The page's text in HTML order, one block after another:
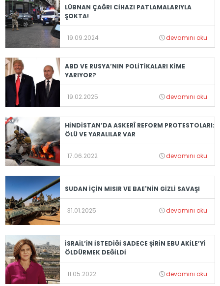
LÜBNAN ÇAĞRI CİHAZI PATLAMALARIYLA
ŞOKTA!
19.09.2024 devamını oku
ABD VE RUSYA’NIN POLİTİKALARI KİME
YARIYOR?
19.02.2025 devamını oku
HİNDİSTAN’DA ASKERÎ REFORM PROTESTOLARI:
ÖLÜ VE YARALILAR VAR
17.06.2022 devamını oku
SUDAN İÇİN MISIR VE BAE'NİN GİZLİ SAVAŞI
31.01.2025 devamını oku
İSRAİL’İN İSTEDİĞİ SADECE ŞİRİN EBU AKİLE’Yİ
ÖLDÜRMEK DEĞİLDİ
11.05.2022 devamını oku